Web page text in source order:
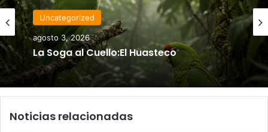
Uncategorized
agosto 3, 2026
La Soga al Cuello:El Huasteco
Noticias relacionadas